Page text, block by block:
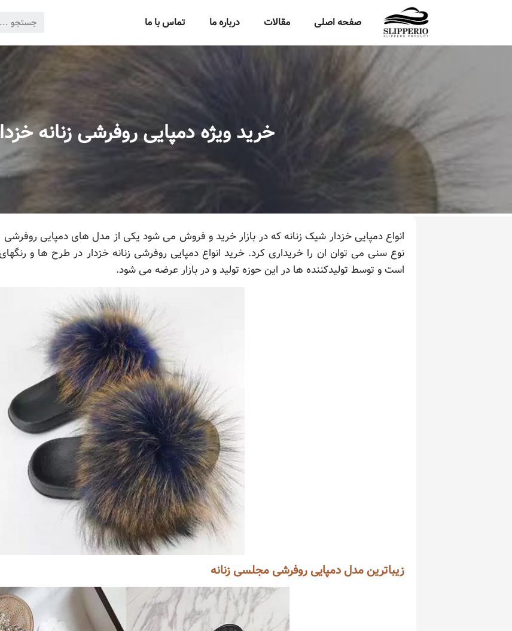
صفحه اصلی مقالات درباره ما تماس با ما
خرید ویژه دمپایی روفرشی زنانه
انواع دمپایی خزدار شیک زنانه که در بازار خرید و فروش می شود یکی از مدل های دمپایی
نوع سنی می توان ان را خریداری کرد. خرید انواع دمپایی روفرشی زنانه خزدار در طرح ها و
است و توسط تولیدکننده ها در این حوزه تولید و در بازار عرضه می شود.
زیباترین مدل دمپایی روفرشی مجلسی زنانه